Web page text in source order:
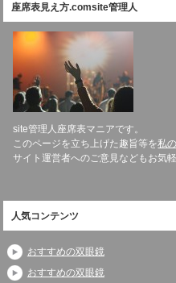
座席表見え方.comsite管理人
site管理人座席表マニアです。
このページを立ち上げた趣旨等を私
サイト運営者へのご意見などもお気
人気コンテンツ
おすすめの双眼鏡
おすすめの双眼鏡